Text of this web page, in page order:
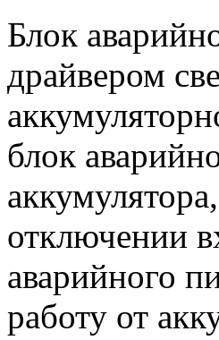
Блок
драйвером
блок
отключении
аварийного
работу от